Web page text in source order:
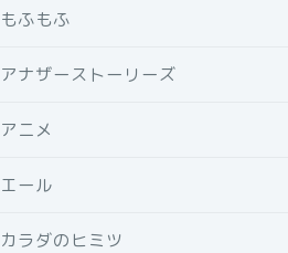
もふもふ
アナザーストーリーズ
アニメ
エール
カラダのヒミツ